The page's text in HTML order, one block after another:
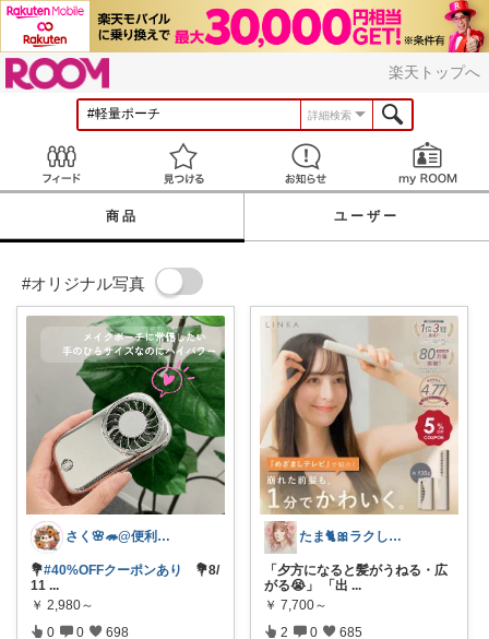
楽天トップへ
詳細検索
見つける お知らせ
商品 ユーザー
#オリジナル写真
さく🌸🦔@便利でかわいいを探す旅
💐#40%OFFクーポンあり
💐8/
11 ...
￥ 2,980～
0 0 698
たま🐈🎀ラクして可愛い神コスパ品
「夕方になると髪がうねる・広
がる😭」 「出 ...
￥ 7,700～
2 0 685